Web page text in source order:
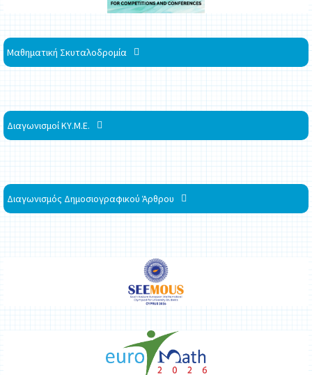
Μαθηματική Σκυταλοδρομία
Διαγωνισμοί ΚΥ.Μ.Ε.
Διαγωνισμός Δημοσιογραφικού Άρθρου